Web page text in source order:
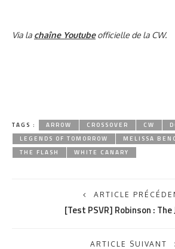
Via la chaîne Youtubeofficielle de la CW.
TAGS : ARROW CROSSOVER CW
LEGENDS OF TOMORROW
MELISSA
THE FLASH
WHITE CANARY
ARTICLE
[Test PSVR] Robinson : The
ARTICLE SUIVANT